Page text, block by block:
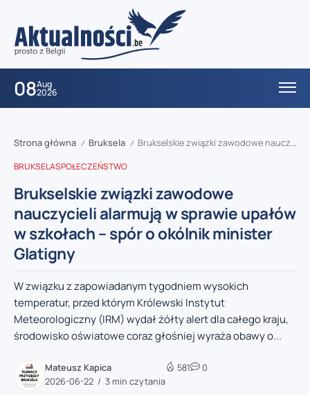
08Aug
2026
Strona główna / Bruksela / Brukselskie związki zawodowe nauczycieli alarmują w sprawie upałów w szkołach – spór o okólnik minister Glatigny
BRUKSELASPOŁECZEŃSTWO
Brukselskie związki zawodowe
nauczycieli alarmują w sprawie upałów
w szkołach – spór o okólnik minister
Glatigny
W związku z zapowiadanym tygodniem wysokich
temperatur, przed którym Królewski Instytut
Meteorologiczny (IRM) wydał żółty alert dla całego kraju,
środowisko oświatowe coraz głośniej wyraża obawy o...
Mateusz Kapica
2026-06-22
3 min czytania
581 0